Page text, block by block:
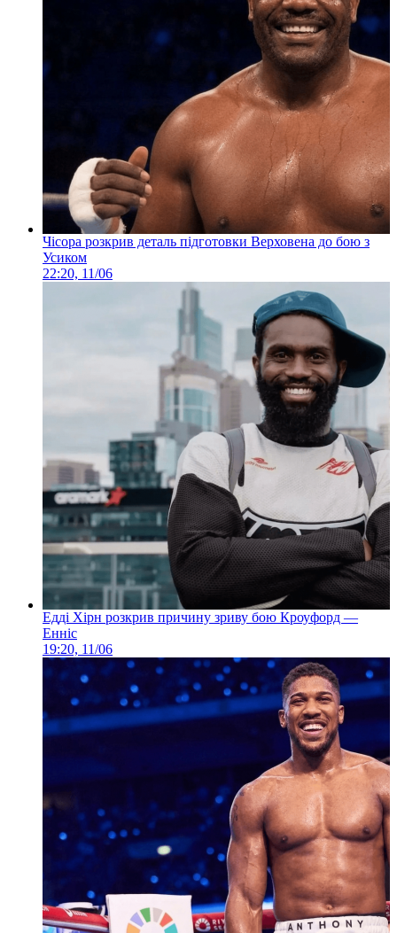
Чісора розкрив деталь підготовки Верховена до бою з
Усиком
22:20, 11/06
Едді Хірн розкрив причину зриву бою Кроуфорд —
Енніс
19:20, 11/06